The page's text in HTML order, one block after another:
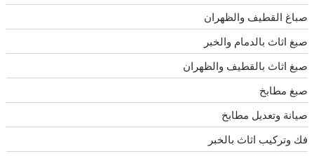
صباغ القطيف والظهران
صبغ اثاث بالدمام والخبر
صبغ اثاث بالقطيف والظهران
صبغ مطابخ
صيانة وتعديل مطابخ
فك وتركيب اثاث بالخبر